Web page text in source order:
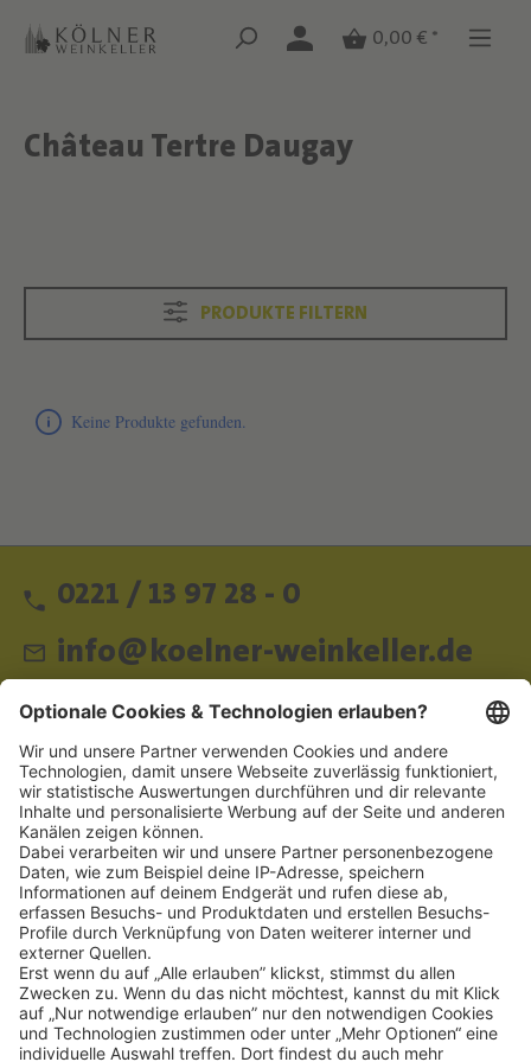
Zum Hauptinhalt springen
Zum Hauptinhalt springen
0,00 € *
Text überspringen
Château Tertre Daugay
Text überspringen
PRODUKTE FILTERN
Keine Produkte gefunden.
0221 / 13 97 28 - 0
info@koelner-weinkeller.de
Schnellzugriff
ZAHLUNGSMETHODEN
SOCIAL
NEWSLETTER
BESUCHEN SIE UNS